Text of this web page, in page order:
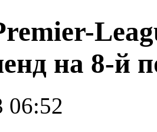
на 8-й
06:52